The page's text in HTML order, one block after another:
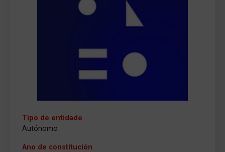
Tipo de entidade
Autónomo
Ano de constitución